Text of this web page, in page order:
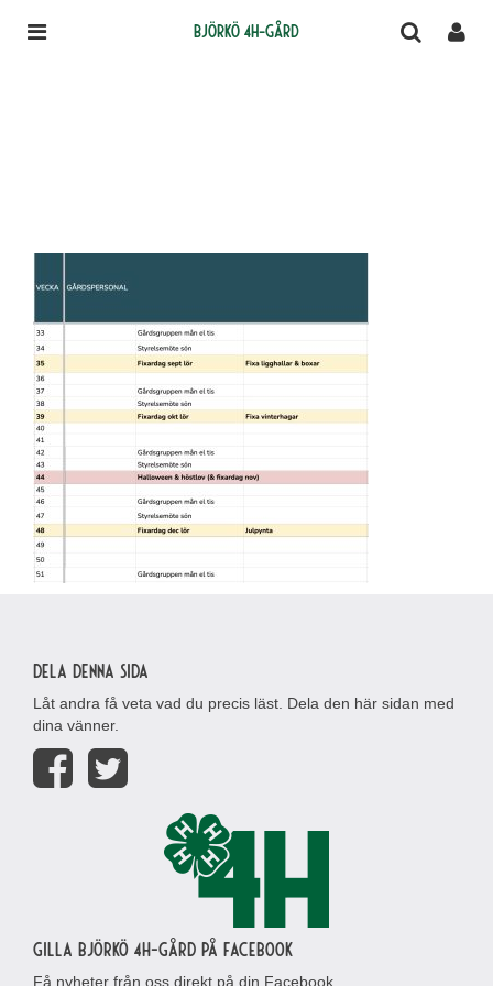
Björkö 4H-gård
Dela denna sida
Låt andra få veta vad du precis läst. Dela den här sidan med
dina vänner.
Gilla Björkö 4H-gård på Facebook
Få nyheter från oss direkt på din Facebook.